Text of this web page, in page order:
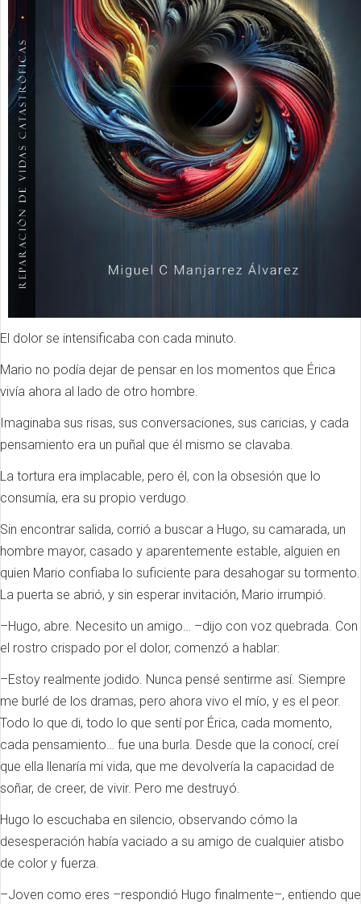
El dolor se intensificaba con cada minuto.
Mario no podía dejar de pensar en los momentos que Érica
vivía ahora al lado de otro hombre.
Imaginaba sus risas, sus conversaciones, sus caricias, y cada
pensamiento era un puñal que él mismo se clavaba.
La tortura era implacable, pero él, con la obsesión que lo
consumía, era su propio verdugo.
Sin encontrar salida, corrió a buscar a Hugo, su camarada, un
hombre mayor, casado y aparentemente estable, alguien en
quien Mario confiaba lo suficiente para desahogar su tormento.
La puerta se abrió, y sin esperar invitación, Mario irrumpió.
–Hugo, abre. Necesito un amigo… –dijo con voz quebrada. Con
el rostro crispado por el dolor, comenzó a hablar:
–Estoy realmente jodido. Nunca pensé sentirme así. Siempre
me burlé de los dramas, pero ahora vivo el mío, y es el peor.
Todo lo que di, todo lo que sentí por Érica, cada momento,
cada pensamiento… fue una burla. Desde que la conocí, creí
que ella llenaría mi vida, que me devolvería la capacidad de
soñar, de creer, de vivir. Pero me destruyó.
Hugo lo escuchaba en silencio, observando cómo la
desesperación había vaciado a su amigo de cualquier atisbo
de color y fuerza.
–Joven como eres –respondió Hugo finalmente–, entiendo que